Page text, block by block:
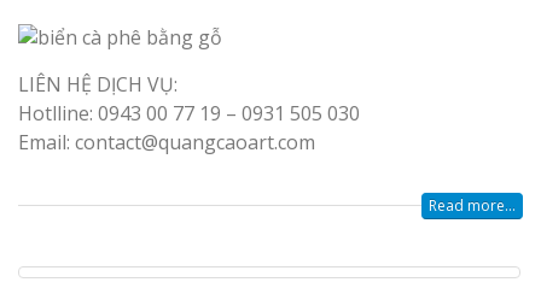
LIÊN HỆ DỊCH VỤ:
Hotlline: 0943 00 77 19 – 0931 505 030
Email: contact@quangcaoart.com
Read more...
Làm Biển
Hàng